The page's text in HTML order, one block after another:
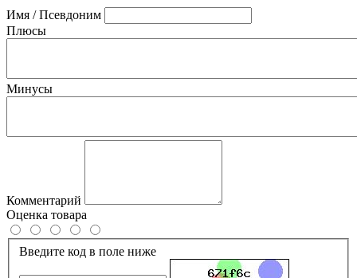
Имя / Псевдоним
Плюсы
Минусы
Комментарий
Оценка товара
Введите код в поле ниже